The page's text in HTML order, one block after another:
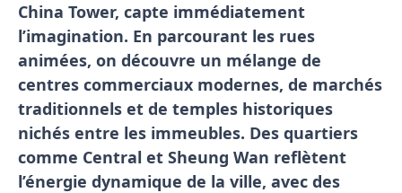
China Tower, capte immédiatement
l’imagination. En parcourant les rues
animées, on découvre un mélange de
centres commerciaux modernes, de marchés
traditionnels et de temples historiques
nichés entre les immeubles. Des quartiers
comme Central et Sheung Wan reflètent
l’énergie dynamique de la ville, avec des